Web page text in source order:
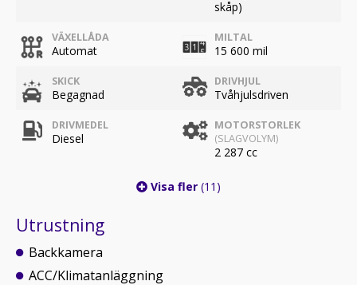
skåp)
VÄXELLÅDA
Automat
MILTAL
15 600 mil
SKICK
Begagnad
DRIVHJUL
Tvåhjulsdriven
DRIVMEDEL
Diesel
MOTORSTORLEK
(SLAGVOLYM)
2 287 cc
Visa fler (11)
Utrustning
Backkamera
ACC/Klimatanläggning